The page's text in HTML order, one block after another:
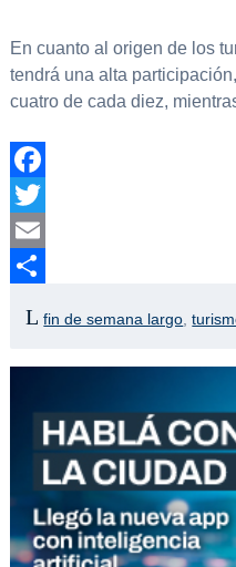
En cuanto al origen de los
tendrá una alta
cuatro de cada diez,
Facebook
Twitter
Email
fin de semana largo ,